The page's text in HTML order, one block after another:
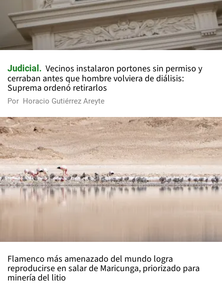
Judicial
Vecinos instalaron portones sin permiso y
cerraban antes que hombre volviera de diálisis:
Suprema ordenó retirarlos
Por Horacio Gutiérrez Areyte
Flamenco más amenazado del mundo logra
reproducirse en salar de Maricunga, priorizado para
minería del litio